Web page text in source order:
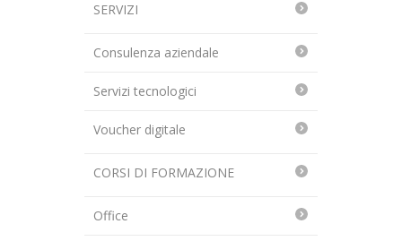
SERVIZI
Consulenza aziendale
Servizi tecnologici
Voucher digitale
CORSI DI FORMAZIONE
Office